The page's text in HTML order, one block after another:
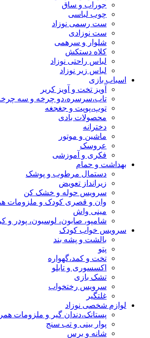
جوراب و ساق
چوب لباسی
ست رسمی نوزاد
ست نوزادی
شلوار و سرهمی
کلاه دستکش
لباس راحتی نوزاد
لباس زیر نوزاد
اسباب بازی
آویز تخت و آویز کریر
تاب،سرسره،دو چرخه و سه
توپ،پوپت و جغجغه
محصولات بادی
دخترانه
ماشین و موتور
عروسک
فکری و آموزشی
بهداشت و حمام
دستمال مرطوب و پوشک
زیرانداز تعویض
سرویس حوله و خشک کن
وان و قصری کودک و ملزومات
مینی واش
شامپو، صابون، لوسیون، پودر و
سرویس خواب کودک
بالشت و پشه بند
پتو
تخت و کمد،گهواره
اکسسوری و تابلو
تشک بازی
سرویس رختخواب
غلتگیر
لوازم شخصی نوزاد
پستانک،دندان گیر و ملزومات
پوار بینی و تب سنج
شانه و برس